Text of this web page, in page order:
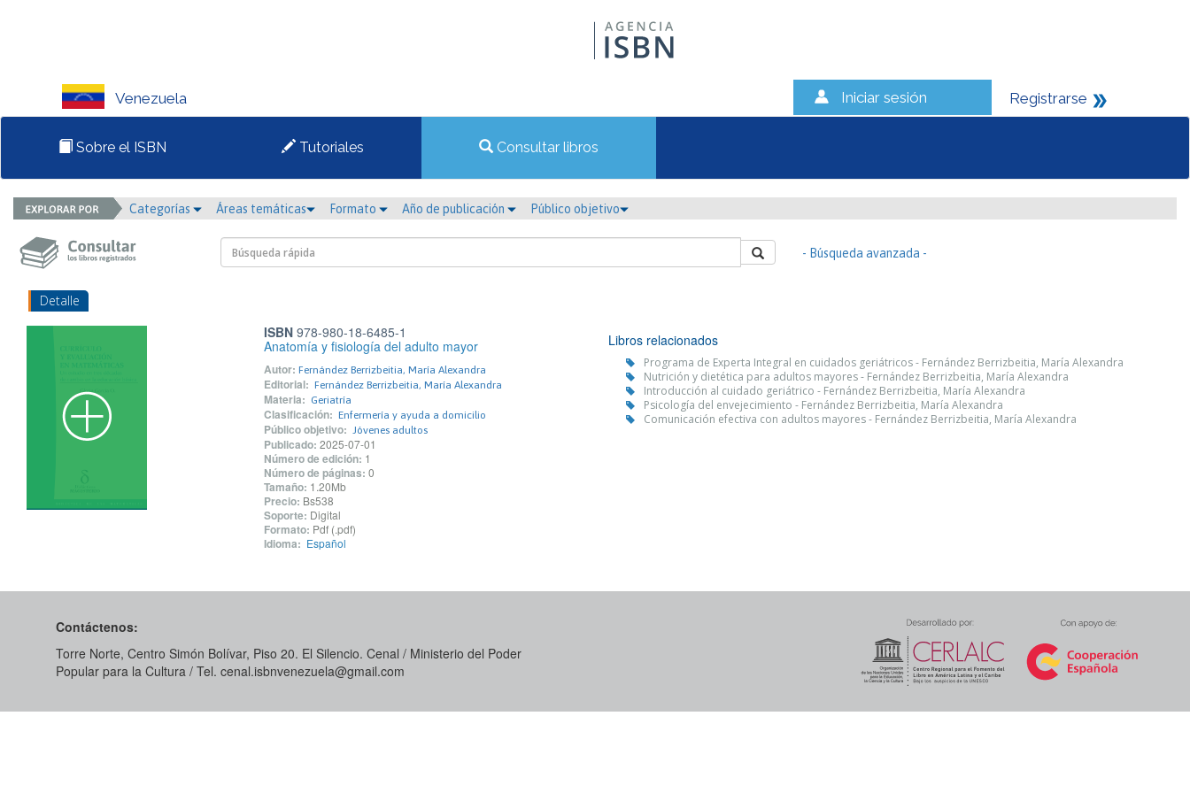
Venezuela Iniciar sesión Registrarse
Sobre el ISBN Tutoriales Consultar libros
Categorías Áreas temáticas Formato Año de publicación Público objetivo
- Búsqueda avanzada -
Detalle
ISBN978-980-18-6485-1
Anatomía y fisiología del adulto mayor
Autor: Fernández Berrizbeitia, María Alexandra
Editorial: Fernández Berrizbeitia, María Alexandra
Materia: Geriatría
Clasificación: Enfermería y ayuda a domicilio
Público objetivo: Jóvenes adultos
Publicado: 2025-07-01
Número de edición: 1
Número de páginas: 0
Tamaño: 1.20Mb
Precio: Bs538
Soporte: Digital
Formato: Pdf (.pdf)
Idioma: Español
Libros relacionados
Programa de Experta Integral en cuidados geriátricos - Fernández Berrizbeitia, María Alexandra
Nutrición y dietética para adultos mayores - Fernández Berrizbeitia, María Alexandra
Introducción al cuidado geriátrico - Fernández Berrizbeitia, María Alexandra
Psicología del envejecimiento - Fernández Berrizbeitia, María Alexandra
Comunicación efectiva con adultos mayores - Fernández Berrizbeitia, María Alexandra
Contáctenos:
Torre Norte, Centro Simón Bolívar, Piso 20. El Silencio. Cenal / Ministerio del Poder
Popular para la Cultura / Tel. cenal.isbnvenezuela@gmail.com